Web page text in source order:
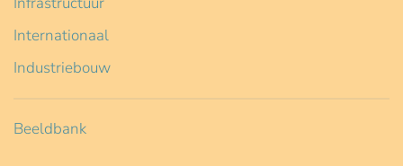
Internationaal
Industriebouw
Beeldbank